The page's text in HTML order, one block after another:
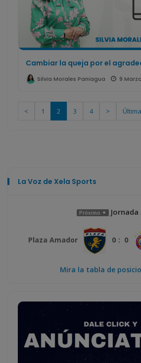
Cambiar la queja por el
Silvia Morales Paniagua 9
< 1 2 3 4 > Última
La Voz de Xela Sports
Próximo Jornada
Plaza Amador 0 : 0
Mira la tabla de